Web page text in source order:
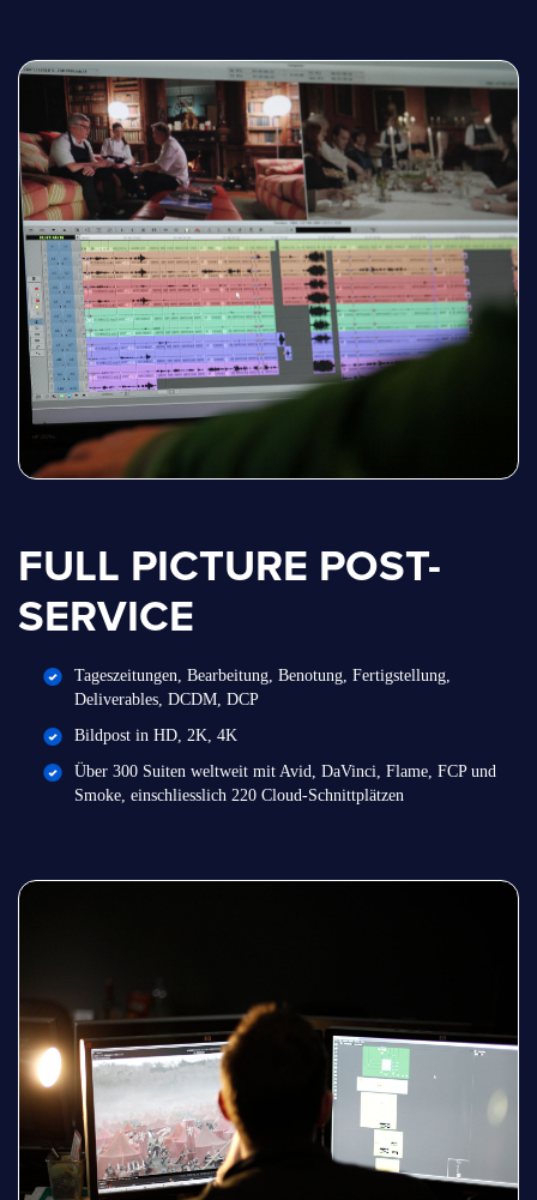
FULL PICTURE POST-
SERVICE
Tageszeitungen, Bearbeitung, Benotung, Fertigstellung,
Deliverables, DCDM, DCP
Bildpost in HD, 2K, 4K
Über 300 Suiten weltweit mit Avid, DaVinci, Flame, FCP und
Smoke, einschliesslich 220 Cloud-Schnittplätzen